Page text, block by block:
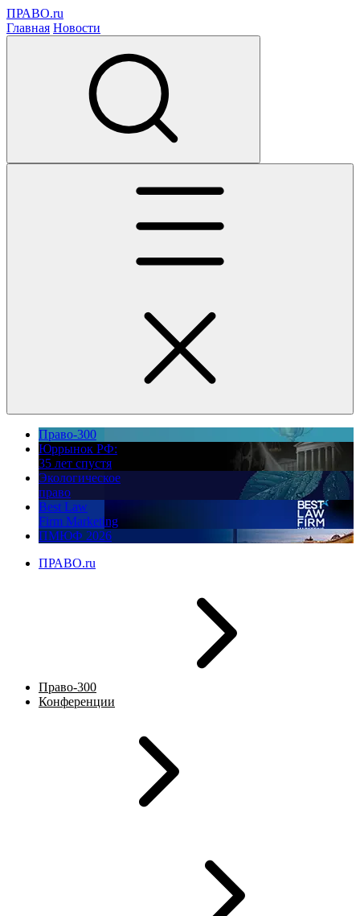
ПРАВО.ru
Главная Новости
Право-300
Юррынок РФ:
35 лет спустя
Экологическое
право
Best Law
Firm Marketing
ПМЮФ 2026
ПРАВО.ru
Право-300
Конференции